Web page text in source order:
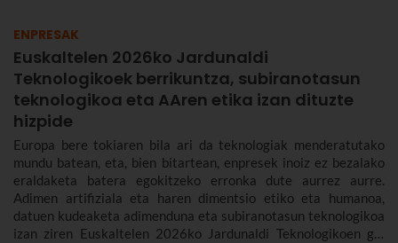
ENPRESAK
Euskaltelen 2026ko Jardunaldi
Teknologikoek berrikuntza, subiranotasun
teknologikoa eta AAren etika izan dituzte
hizpide
Europa bere tokiaren bila ari da teknologiak menderatutako
mundu batean, eta, bien bitartean, enpresek inoiz ez bezalako
eraldaketa batera egokitzeko erronka dute aurrez aurre.
Adimen artifiziala eta haren dimentsio etiko eta humanoa,
datuen kudeaketa adimenduna eta subiranotasun teknologikoa
izan ziren Euskaltelen 2026ko Jardunaldi Teknologikoen gai